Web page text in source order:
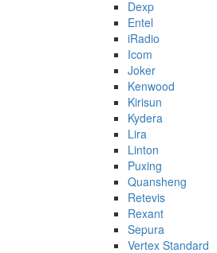
Dexp
Entel
iRadio
Icom
Joker
Kenwood
Kirisun
Kydera
Lira
Linton
Puxing
Quansheng
Retevis
Rexant
Sepura
Vertex Standard